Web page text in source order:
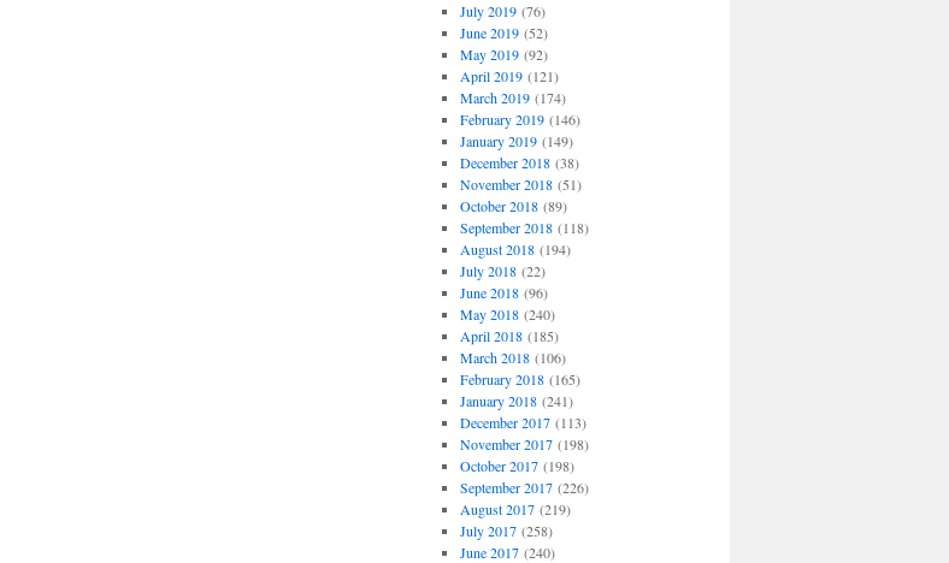
July 2019(76)
June 2019(52)
May 2019(92)
April 2019(121)
March 2019(174)
February 2019(146)
January 2019(149)
December 2018(38)
November 2018(51)
October 2018(89)
September 2018(118)
August 2018(194)
July 2018(22)
June 2018(96)
May 2018(240)
April 2018(185)
March 2018(106)
February 2018(165)
January 2018(241)
December 2017(113)
November 2017(198)
October 2017(198)
September 2017(226)
August 2017(219)
July 2017(258)
June 2017(240)